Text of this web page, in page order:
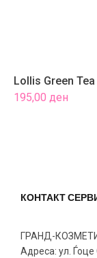
Lollis Green
195,00 ден
КОНТАКТ
ГРАНД-
Адреса: ул.